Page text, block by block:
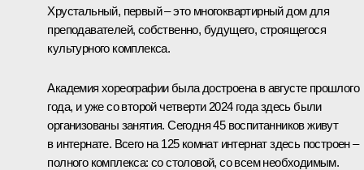
Хрустальный, первый – это многоквартирный дом для
преподавателей, собственно, будущего, строящегося
культурного комплекса.
Академия хореографии была достроена в августе прошлого
года, и уже со второй четверти 2024 года здесь были
организованы занятия. Сегодня 45 воспитанников живут
в интернате. Всего на 125 комнат интернат здесь построен –
полного комплекса: со столовой, со всем необходимым.